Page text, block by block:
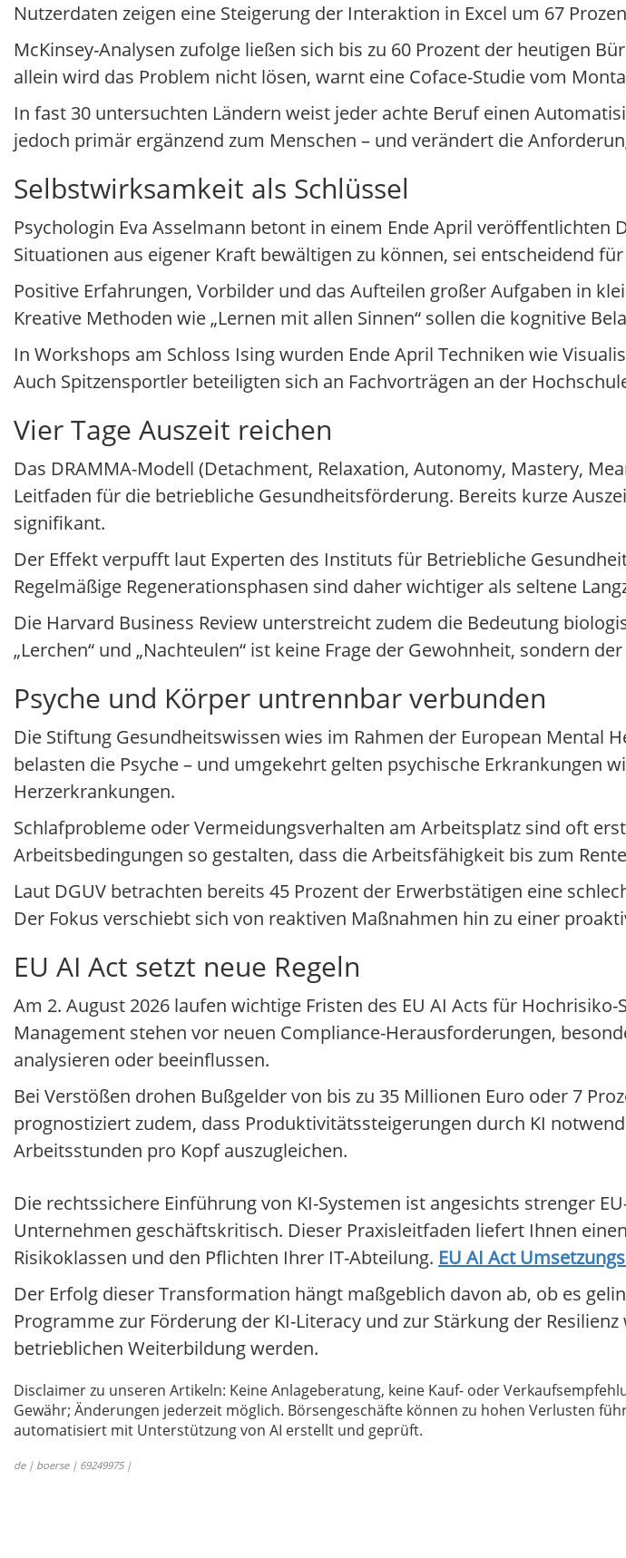
Nutzerdaten zeigen eine Steigerung der Interaktion in Excel um 67
McKinsey-Analysen zufolge ließen sich bis zu 60 Prozent der heutigen
allein wird das Problem nicht lösen, warnt eine Coface-Studie vom
In fast 30 untersuchten Ländern weist jeder achte Beruf einen
jedoch primär ergänzend zum Menschen – und verändert die
Selbstwirksamkeit als Schlüssel
Psychologin Eva Asselmann betont in einem Ende April veröffentlichten
Situationen aus eigener Kraft bewältigen zu können, sei entscheidend
Positive Erfahrungen, Vorbilder und das Aufteilen großer Aufgaben in
Kreative Methoden wie „Lernen mit allen Sinnen“ sollen die kognitive
In Workshops am Schloss Ising wurden Ende April Techniken wie
Auch Spitzensportler beteiligten sich an Fachvorträgen an der
Vier Tage Auszeit reichen
Das DRAMMA-Modell (Detachment, Relaxation, Autonomy, Mastery,
Leitfaden für die betriebliche Gesundheitsförderung. Bereits kurze
signifikant.
Der Effekt verpufft laut Experten des Instituts für Betriebliche
Regelmäßige Regenerationsphasen sind daher wichtiger als seltene
Die Harvard Business Review unterstreicht zudem die Bedeutung
„Lerchen“ und „Nachteulen“ ist keine Frage der Gewohnheit, sondern
Psyche und Körper untrennbar verbunden
Die Stiftung Gesundheitswissen wies im Rahmen der European Mental
belasten die Psyche – und umgekehrt gelten psychische Erkrankungen
Herzerkrankungen.
Schlafprobleme oder Vermeidungsverhalten am Arbeitsplatz sind oft
Arbeitsbedingungen so gestalten, dass die Arbeitsfähigkeit bis zum
Laut DGUV betrachten bereits 45 Prozent der Erwerbstätigen eine
Der Fokus verschiebt sich von reaktiven Maßnahmen hin zu einer
EU AI Act setzt neue Regeln
Am 2. August 2026 laufen wichtige Fristen des EU AI Acts für
Management stehen vor neuen Compliance-Herausforderungen,
analysieren oder beeinflussen.
Bei Verstößen drohen Bußgelder von bis zu 35 Millionen Euro oder 7
prognostiziert zudem, dass Produktivitätssteigerungen durch KI
Arbeitsstunden pro Kopf auszugleichen.
Die rechtssichere Einführung von KI-Systemen ist angesichts strenger
Unternehmen geschäftskritisch. Dieser Praxisleitfaden liefert Ihnen
Risikoklassen und den Pflichten Ihrer IT-Abteilung. EU AI Act
Der Erfolg dieser Transformation hängt maßgeblich davon ab, ob es
Programme zur Förderung der KI-Literacy und zur Stärkung der
betrieblichen Weiterbildung werden.
Disclaimer zu unseren Artikeln: Keine Anlageberatung, keine Kauf- oder
Gewähr; Änderungen jederzeit möglich. Börsengeschäfte können zu hohen Verlusten
automatisiert mit Unterstützung von AI erstellt und geprüft.
de | boerse | 69249975 |